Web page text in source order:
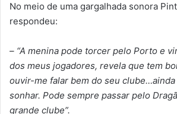
No meio de uma gargalhada sonora
respondeu:
– “A menina pode torcer pelo Porto e
dos meus jogadores, revela que tem
ouvir-me falar bem do seu
sonhar. Pode sempre passar pelo
grande clube”.